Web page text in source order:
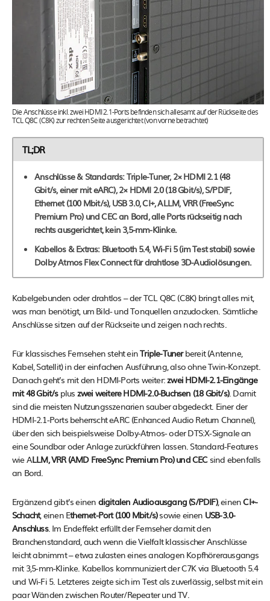
Die Anschlüsse inkl. zwei HDMI 2.1-Ports befinden sich allesamt auf der Rückseite des
TCL Q8C (C8K) zur rechten Seite ausgerichtet (von vorne betrachtet)
TL;DR
Anschlüsse & Standards: Triple-Tuner, 2× HDMI 2.1 (48
Gbit/s, einer mit eARC), 2× HDMI 2.0 (18 Gbit/s), S/PDIF,
Ethernet (100 Mbit/s), USB 3.0, CI+, ALLM, VRR (FreeSync
Premium Pro) und CEC an Bord, alle Ports rückseitig nach
rechts ausgerichtet, kein 3,5-mm-Klinke.
Kabellos & Extras: Bluetooth 5.4, Wi-Fi 5 (im Test stabil) sowie
Dolby Atmos Flex Connect für drahtlose 3D-Audiolösungen.
Kabelgebunden oder drahtlos – der TCL Q8C (C8K) bringt alles mit,
was man benötigt, um Bild- und Tonquellen anzudocken. Sämtliche
Anschlüsse sitzen auf der Rückseite und zeigen nach rechts.
Für klassisches Fernsehen steht einTriple-Tunerbereit (Antenne,
Kabel, Satellit) in der einfachen Ausführung, also ohne Twin-Konzept.
Danach geht’s mit den HDMI-Ports weiter:zwei HDMI-2.1-Eingänge
mit 48 Gbit/splus zwei weitere HDMI-2.0-Buchsen (18 Gbit/s). Damit
sind die meisten Nutzungsszenarien sauber abgedeckt. Einer der
HDMI-2.1-Ports beherrscht eARC (Enhanced Audio Return Channel),
über den sich beispielsweise Dolby-Atmos- oder DTS:X-Signale an
eine Soundbar oder Anlage zurückführen lassen. Standard-Features
wie ALLM, VRR (AMD FreeSync Premium Pro) und CECsind ebenfalls
an Bord.
Ergänzend gibt’s einen digitalen Audioausgang (S/PDIF), einenCI+-
Schacht, einen Ethernet-Port (100 Mbit/s)sowie einen USB-3.0-
Anschluss. Im Endeffekt erfüllt der Fernseher damit den
Branchenstandard, auch wenn die Vielfalt klassischer Anschlüsse
leicht abnimmt – etwa zulasten eines analogen Kopfhörerausgangs
mit 3,5-mm-Klinke. Kabellos kommuniziert der C7K via Bluetooth 5.4
und Wi-Fi 5. Letzteres zeigte sich im Test als zuverlässig, selbst mit ein
paar Wänden zwischen Router/Repeater und TV.